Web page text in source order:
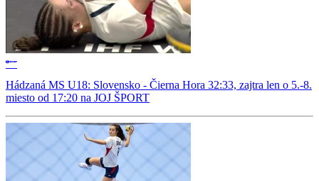
Hádzaná MS U18: Slovensko - Čierna Hora 32:33, zajtra len o 5.-8.
miesto od 17:20 na JOJ ŠPORT